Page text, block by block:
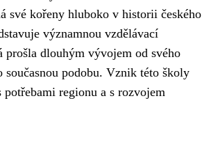
své kořeny hluboko v historii českého
významnou vzdělávací
prošla dlouhým vývojem od svého
současnou podobu. Vznik této školy
potřebami regionu a s rozvojem